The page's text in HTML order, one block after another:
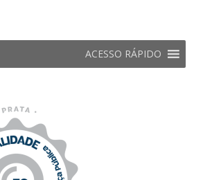
ACESSO RÁPIDO